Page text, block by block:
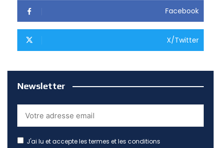
Facebook
X/Twitter
Newsletter
J'ai lu et accepte les termes et les conditions